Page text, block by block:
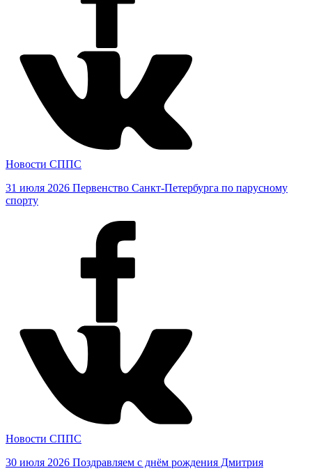
Новости СППС
31 июля 2026 Первенство Санкт-Петербурга по парусному
спорту
Новости СППС
30 июля 2026 Поздравляем с днём рождения Дмитрия